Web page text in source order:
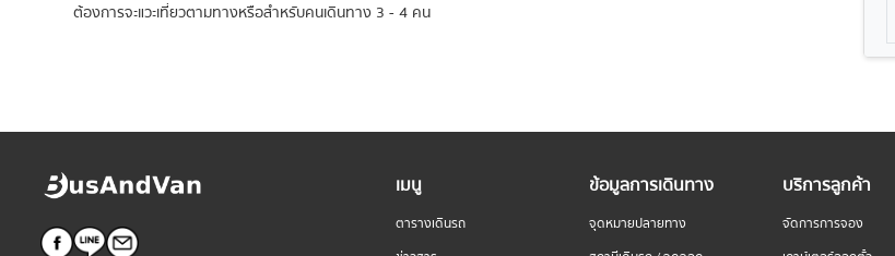
ต้องการจะแวะเที่ยวตามทางหรือสำหรับคนเดินทาง 3 - 4 คน
เมนู
ตารางเดินรถ
ข้อมูลการเดินทาง
จุดหมายปลายทาง
บริการลูกค้า
จัดการการจอง